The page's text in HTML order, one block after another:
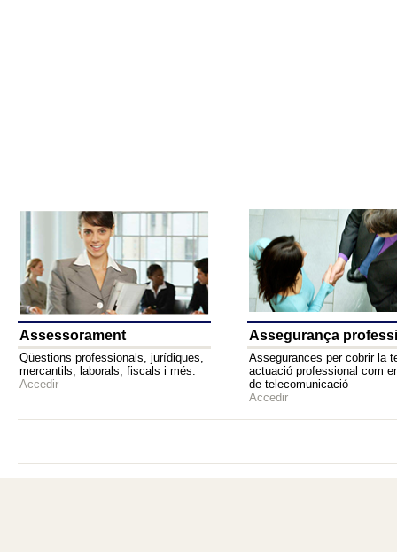
Assessorament Assegurança
Qüestions professionals, jurídiques,
mercantils, laborals, fiscals i més.
Accedir
Assegurances per cobrir la
actuació professional com
de telecomunicació
Accedir